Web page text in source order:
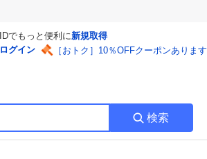
IDでもっと便利に新規取得
ログイン
［おトク］10％OFFクーポンあります
検索